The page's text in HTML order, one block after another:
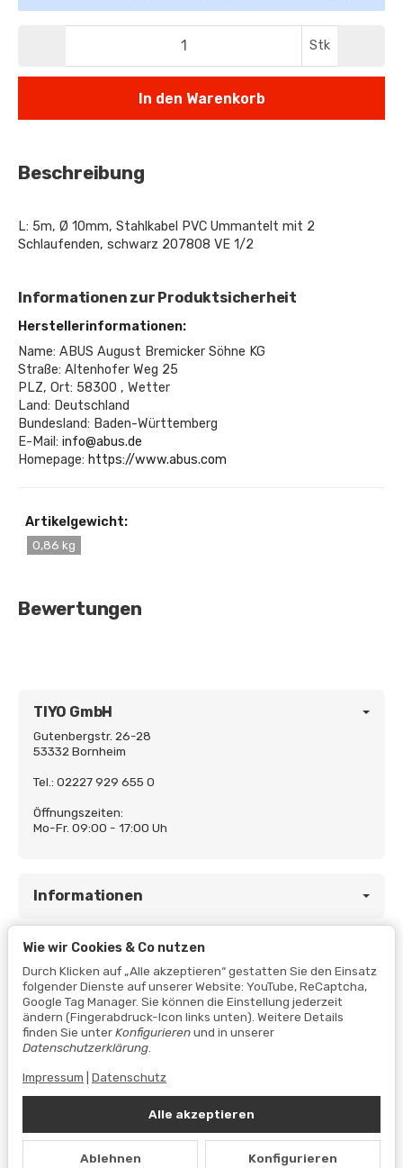
Stk
In den Warenkorb
Beschreibung
L: 5m, Ø 10mm, Stahlkabel PVC Ummantelt mit 2
Schlaufenden, schwarz 207808 VE 1/2
Informationen zur Produktsicherheit
Herstellerinformationen:
Name: ABUS August Bremicker Söhne KG
Straße: Altenhofer Weg 25
PLZ, Ort: 58300 , Wetter
Land: Deutschland
Bundesland: Baden-Württemberg
E-Mail: info@abus.de
Homepage: https://www.abus.com
Artikelgewicht:
0,86 kg
Bewertungen
TIYO GmbH
Gutenbergstr. 26-28
53332 Bornheim
Tel.: 02227 929 655 0
Öffnungszeiten:
Mo-Fr. 09:00 - 17:00 Uh
Informationen
Gesetzliche Informationen
Vertrag widerrufen
Alle akzeptieren
Ablehnen Konfigurieren
Wie wir Cookies & Co nutzen
Durch Klicken auf „Alle akzeptieren“ gestatten Sie den Einsatz
folgender Dienste auf unserer Website: YouTube, ReCaptcha,
Google Tag Manager. Sie können die Einstellung jederzeit
ändern (Fingerabdruck-Icon links unten). Weitere Details
finden Sie unterKonfigurierenund in unserer
Datenschutzerklärung.
Impressum Datenschutz